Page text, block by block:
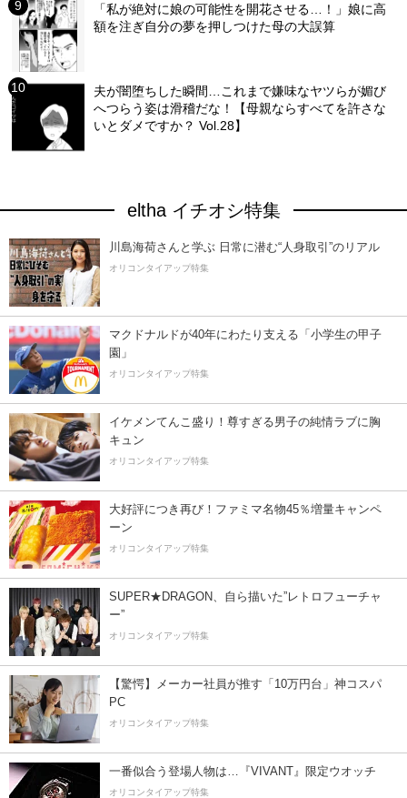
「私が絶対に娘の可能性を開花させる…！」娘に高
額を注ぎ自分の夢を押しつけた母の大誤算
夫が闇堕ちした瞬間…これまで嫌味なヤツらが媚び
へつらう姿は滑稽だな！【母親ならすべてを許さな
いとダメですか？ Vol.28】
eltha イチオシ特集
川島海荷さんと学ぶ 日常に潜む“人身取引”のリアル
オリコンタイアップ特集
マクドナルドが40年にわたり支える「小学生の甲子
園」
オリコンタイアップ特集
イケメンてんこ盛り！尊すぎる男子の純情ラブに胸
キュン
オリコンタイアップ特集
大好評につき再び！ファミマ名物45％増量キャンペ
ーン
オリコンタイアップ特集
SUPER★DRAGON、自ら描いた”レトロフューチャ
ー”
オリコンタイアップ特集
【驚愕】メーカー社員が推す「10万円台」神コスパ
PC
オリコンタイアップ特集
一番似合う登場人物は…『VIVANT』限定ウオッチ
オリコンタイアップ特集